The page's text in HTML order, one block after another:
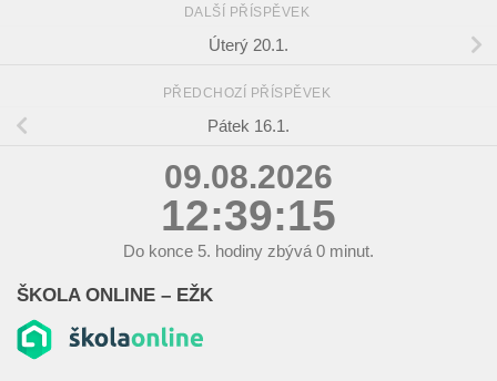
DALŠÍ PŘÍSPĚVEK
Úterý 20.1.
PŘEDCHOZÍ PŘÍSPĚVEK
Pátek 16.1.
09.08.2026
12:39:15
Do konce 5. hodiny zbývá 0 minut.
ŠKOLA ONLINE – EŽK